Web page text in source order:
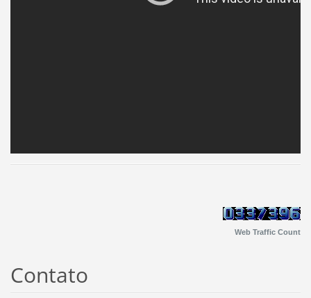
Web Traffic Count
Contato